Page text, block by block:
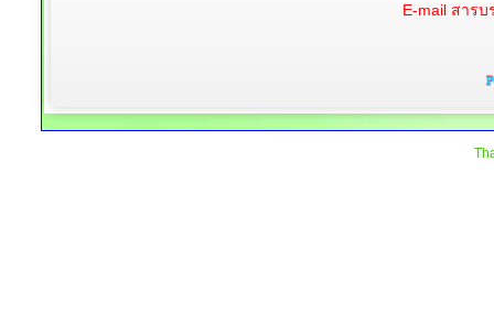
E-mail สาร